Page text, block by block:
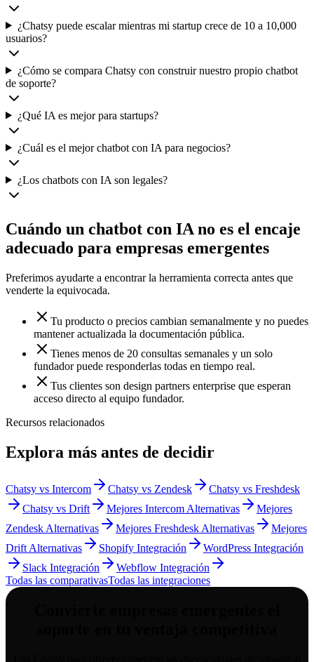
¿Chatsy puede escalar mientras mi startup crece de 10 a 10,000
usuarios?
¿Cómo se compara Chatsy con construir nuestro propio chatbot
de soporte?
¿Qué IA es mejor para startups?
¿Cuál es el mejor chatbot con IA para negocios?
¿Los chatbots con IA son legales?
Cuándo un chatbot con IA no es el encaje
adecuado para empresas emergentes
Preferimos ayudarte a encontrar la herramienta correcta antes que
venderte la equivocada.
Tu producto o precios cambian semanalmente y no puedes
mantener actualizada la documentación pública.
Tienes menos de 20 consultas semanales y un solo
fundador puede responderlas todas en tiempo real.
Tus clientes son design partners enterprise que esperan
acceso directo al equipo fundador.
Recursos relacionados
Explora más antes de decidir
Chatsy vs Intercom Chatsy vs Zendesk
Chatsy vs Freshdesk
Chatsy vs Drift
Mejores Intercom Alternativas
Mejores
Zendesk Alternativas
Mejores Freshdesk Alternativas
Mejores
Drift Alternativas
Shopify Integración
WordPress Integración
Slack Integración
Webflow Integración
Todas las comparativasTodas las integraciones